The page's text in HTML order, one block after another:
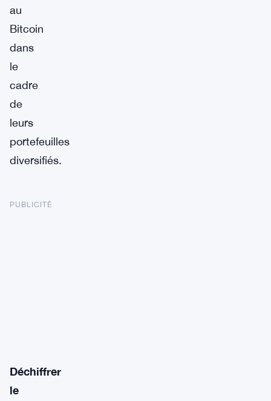
au
Bitcoin
dans
le
cadre
de
leurs
portefeuilles
diversifiés.
PUBLICITÉ
Déchiffrer
le